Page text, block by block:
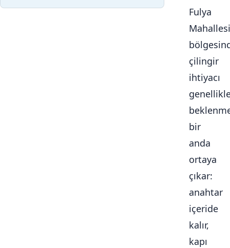
Fulya
Mahallesi
çilingir
ihtiyacı
bir
anda
ortaya
çıkar:
anahtar
içeride
kalır,
kapı